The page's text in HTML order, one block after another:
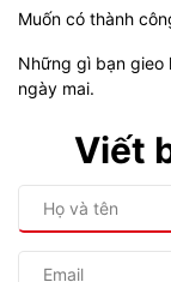
Muốn có thành
Những gì bạn gieo
ngày mai.
Viết